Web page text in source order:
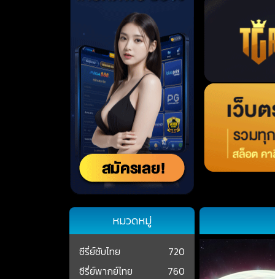
หมวดหมู่
ซีรี่ย์ซับไทย
720
ซีรี่ย์พากย์ไทย
760